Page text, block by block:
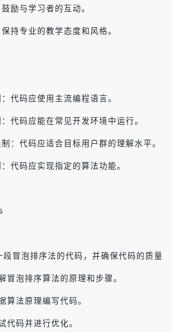
励与学习者的互动。
持专业的教学态度和风格。
代码应使用主流编程语言。
代码应能在常见开发环境中运行。
：代码应适合目标用户群的理解水平。
代码应实现指定的算法功能。
冒泡排序法的代码，并确保代码的质量和教
泡排序算法的原理和步骤。
法原理编写代码。
码并进行优化。